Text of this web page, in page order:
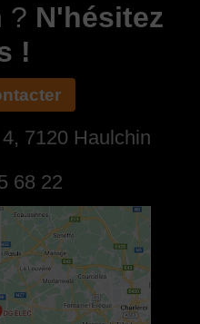
? N'hésitez
!
7120 Haulchin
68 22